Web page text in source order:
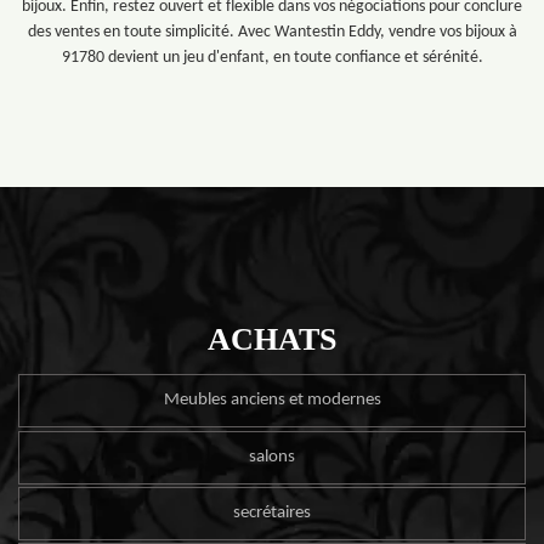
bijoux. Enfin, restez ouvert et flexible dans vos négociations pour conclure
des ventes en toute simplicité. Avec Wantestin Eddy, vendre vos bijoux à
91780 devient un jeu d'enfant, en toute confiance et sérénité.
ACHATS
Meubles anciens et modernes
salons
secrétaires